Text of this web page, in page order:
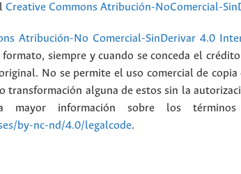
Creative Commons Atribución-NoComercial-
Atribución-No Comercial-SinDerivar 4.0
siempre y cuando se conceda el
No se permite el uso comercial de
transformación alguna de estos sin la
mayor información sobre los
by-nc-nd/4.0/legalcode.